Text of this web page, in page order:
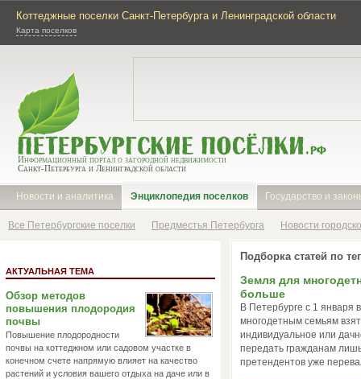
Коттеджные поселки Санкт-Петербурга и Ленинградской области
Карта поселков
Информационный портал о загородной недвижимости
Санкт-Петербурга и Ленинградской области
Новости и аналитика Энциклопедия поселков Государство и
Все Петербургские поселки Предместья Петербурга Новости
Подборка статей по
Земля для
больше
В Петербурге с 1 января
многодетным семьям
индивидуальное или
передать гражданам лишь
претендентов уже
АКТУАЛЬНАЯ ТЕМА
Обзор методов
повышения плодородия
почвы
Повышение плодородности
почвы на коттеджном или садовом участке в
конечном счете напрямую влияет на качество
растений и условия вашего отдыха на даче или в